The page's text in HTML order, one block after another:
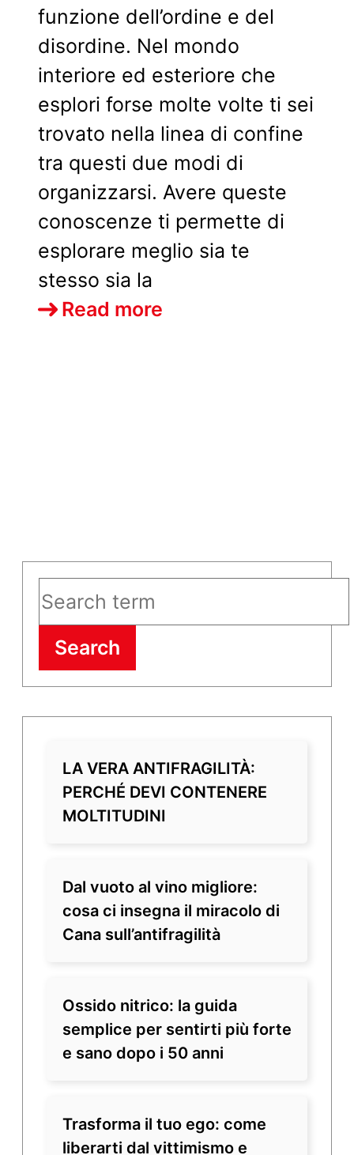
funzione dell’ordine e del
disordine. Nel mondo
interiore ed esteriore che
esplori forse molte volte ti sei
trovato nella linea di confine
tra questi due modi di
organizzarsi. Avere queste
conoscenze ti permette di
esplorare meglio sia te
stesso sia la
Read more
Search
LA VERA ANTIFRAGILITÀ:
PERCHÉ DEVI CONTENERE
MOLTITUDINI
Dal vuoto al vino migliore:
cosa ci insegna il miracolo di
Cana sull’antifragilità
Ossido nitrico: la guida
semplice per sentirti più forte
e sano dopo i 50 anni
Trasforma il tuo ego: come
liberarti dal vittimismo e